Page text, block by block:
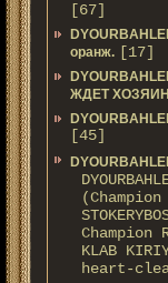
[67]
оранж. [17]
ЖДЕТ
[45]
Champion
KLAB
heart-